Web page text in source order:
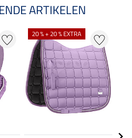
ARTIKELEN
20 % + 20 % EXTRA